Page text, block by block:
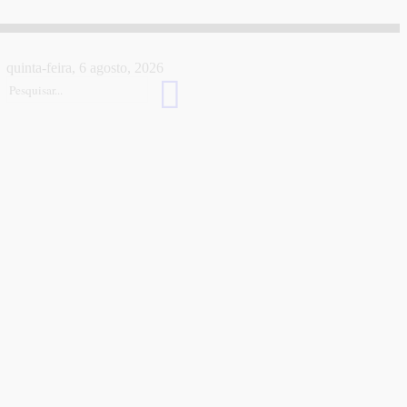
quinta-feira, 6 agosto, 2026